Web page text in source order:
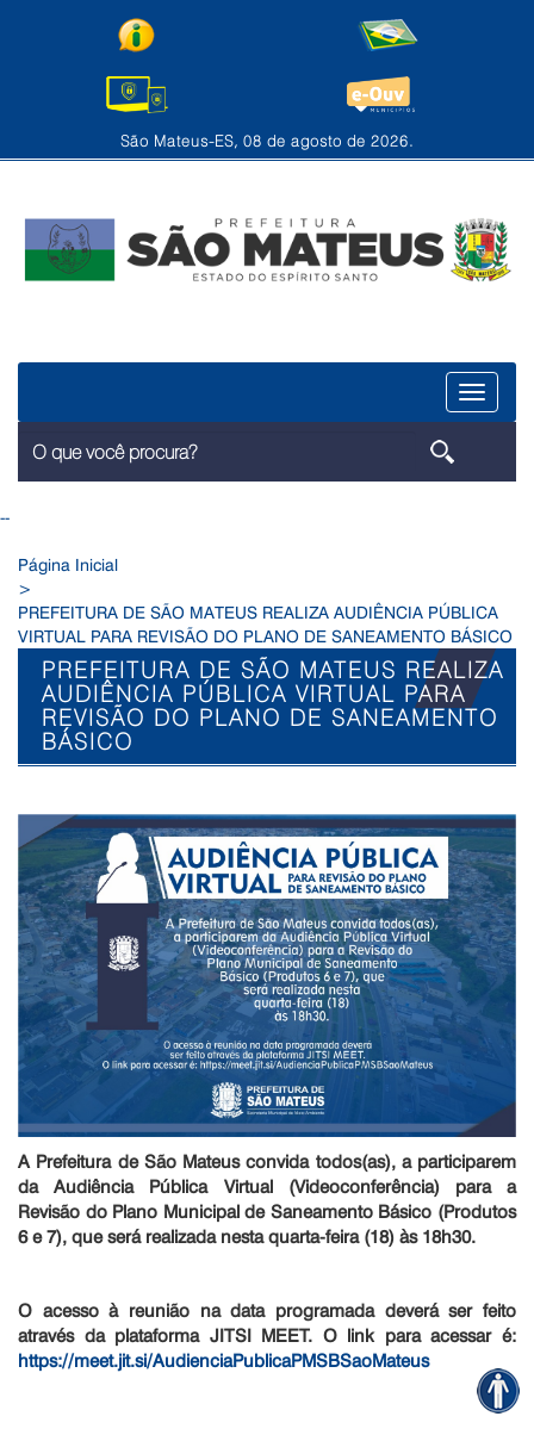
São Mateus-ES, 08 de agosto de 2026.
Menu
--
Página Inicial
>
PREFEITURA DE SÃO MATEUS REALIZA AUDIÊNCIA PÚBLICA
VIRTUAL PARA REVISÃO DO PLANO DE SANEAMENTO BÁSICO
PREFEITURA DE SÃO MATEUS REALIZA
AUDIÊNCIA PÚBLICA VIRTUAL PARA
REVISÃO DO PLANO DE SANEAMENTO
BÁSICO
A Prefeitura de São Mateus convida todos(as), a participarem
da Audiência Pública Virtual (Videoconferência) para a
Revisão do Plano Municipal de Saneamento Básico (Produtos
6 e 7), que será realizada nesta quarta-feira (18) às 18h30.
O acesso à reunião na data programada deverá ser feito
através da plataforma JITSI MEET. O link para acessar é:
https://meet.jit.si/AudienciaPublicaPMSBSaoMateus